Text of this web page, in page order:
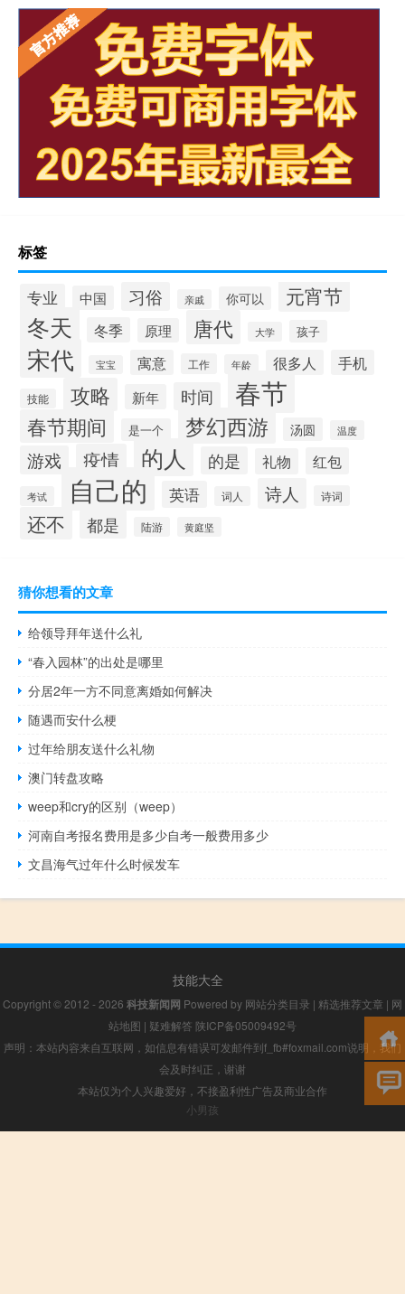
标签
专业 中国 习俗 亲戚 你可以 元宵节
冬天 冬季 原理 唐代 大学 孩子
宋代 宝宝 寓意 工作 年龄 很多人 手机
技能 攻略 新年 时间 春节
春节期间 是一个 梦幻西游 汤圆 温度
游戏 疫情 的人 的是 礼物 红包
考试 自己的 英语 词人 诗人 诗词
还不 都是 陆游 黄庭坚
猜你想看的文章
给领导拜年送什么礼
“春入园林”的出处是哪里
分居2年一方不同意离婚如何解决
随遇而安什么梗
过年给朋友送什么礼物
澳门转盘攻略
weep和cry的区别（weep）
河南自考报名费用是多少自考一般费用多少
文昌海气过年什么时候发车
技能大全
Copyright © 2012 - 2026 科技新闻网 Powered by 网站分类目录 | 精选推荐文章 | 网
站地图 | 疑难解答 陕ICP备05009492号
声明：本站内容来自互联网，如信息有错误可发邮件到f_fb#foxmail.com说明，我们
会及时纠正，谢谢
本站仅为个人兴趣爱好，不接盈利性广告及商业合作
小男孩